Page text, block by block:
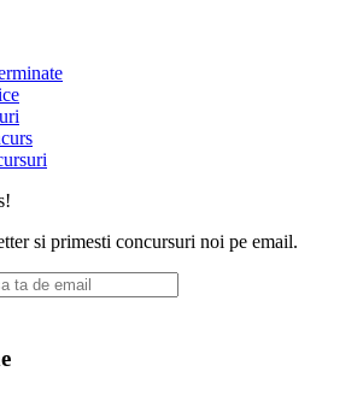
si primesti concursuri noi pe email.